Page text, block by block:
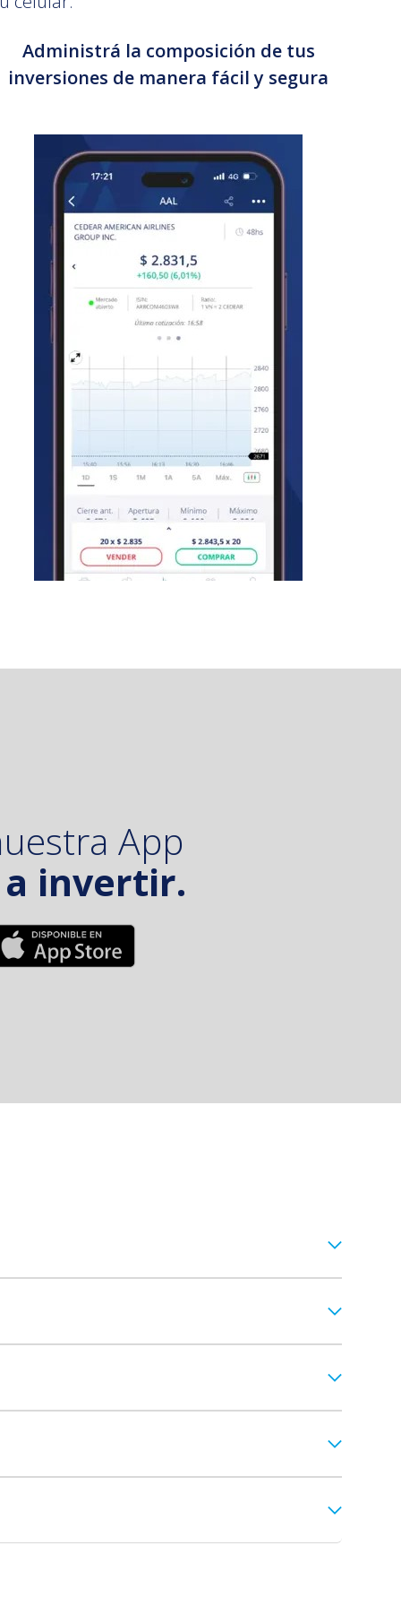
Administrá la composición de tus
inversiones de manera fácil y segura
App
invertir.